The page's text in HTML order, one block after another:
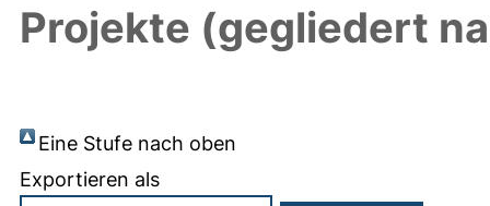
Projekte (gegliedert
Eine Stufe nach oben
Exportieren als